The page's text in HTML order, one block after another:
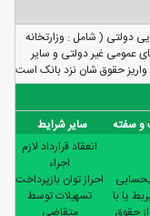
دولتی ( شامل : وزارتخانه
غير دولتی و ساير
حقوق شان نزد بانک است
سفته سایر شرایط
یا با
حقوق
انعقاد قرارداد لازم
اجراء
احراز توان بازپرداخت
تسهیلات توسط
متقاضی